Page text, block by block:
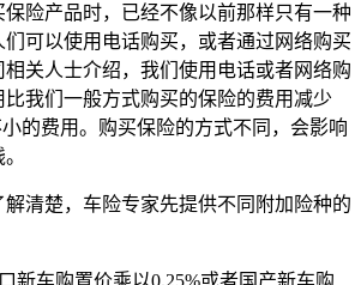
险产品时，已经不像以前那样只有一种
可以使用电话购买，或者通过网络购买
关人士介绍，我们使用电话或者网络购
我们一般方式购买的保险的费用减少
的费用。购买保险的方式不同，会影响
清楚，车险专家先提供不同附加险种的
新车购置价乘以0.25%或者国产新车购